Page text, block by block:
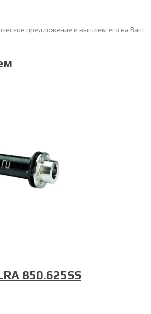
предложение и вышлем его на Ваш
850.625SS